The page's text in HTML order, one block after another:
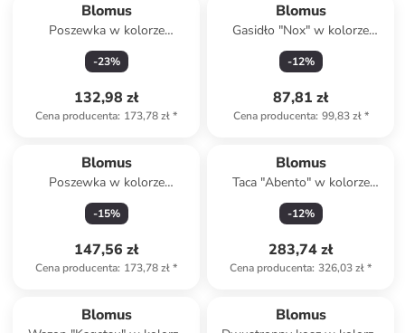
Blomus
Poszewka w kolorze
beżowym na poduszkę - 40 x
40 cm
-23%
132,98 zł
Cena producenta: 173,78 zł*
Blomus
Gasidło "Nox" w kolorze
złotym do świec - dł. 22 cm
-12%
87,81 zł
Cena producenta: 99,83 zł*
Blomus
Poszewka w kolorze
kremowym na poduszkę - 30
x 50 cm
-15%
147,56 zł
Cena producenta: 173,78 zł*
Blomus
Taca "Abento" w kolorze
jasnobrązowym - 50 x 30 cm
-12%
283,74 zł
Cena producenta: 326,03 zł*
Blomus Blomus